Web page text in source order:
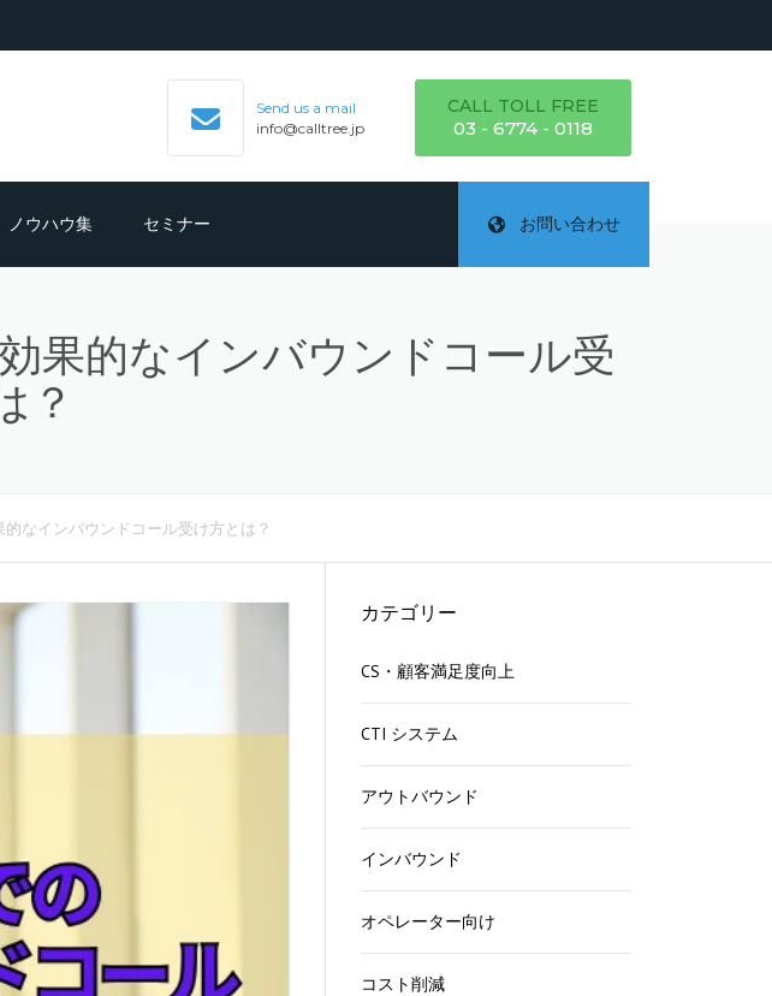
Send us a mail
info@calltree.jp
CALL TOLL FREE
03 - 6774 - 0118
お問い合わせ
ノウハウ集
CTIシステムとは？導入メリットもご
紹介
細
メリットとデメリット
コールセンター業務の効率化の方法
は
インサイドセールスツールのおすす
め6種！
セミナー
果的なインバウンドコール受
？
的なインバウンドコール受け方とは？
カテゴリー
CS・顧客満足度向上
CTI システム
アウトバウンド
インバウンド
オペレーター向け
コスト削減